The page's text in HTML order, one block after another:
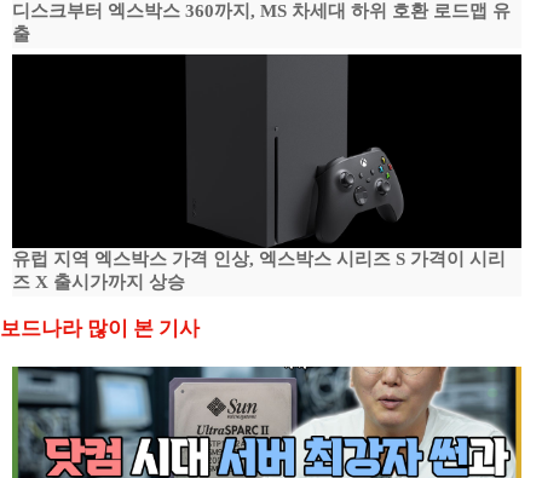
디스크부터 엑스박스 360까지, MS 차세대 하위 호환 로드맵 유
출
유럽 지역 엑스박스 가격 인상, 엑스박스 시리즈 S 가격이 시리
즈 X 출시가까지 상승
보드나라 많이 본 기사